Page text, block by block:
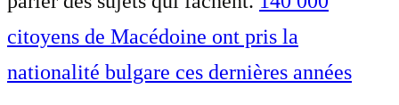
citoyens de Macédoine ont pris la
nationalité bulgare ces dernières années